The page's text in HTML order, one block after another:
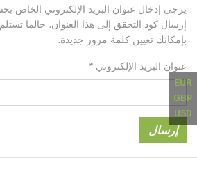
EUR
GBP
USD
يرجى إدخال عنوان البريد الإلكتروني الخاص
إرسال كود التحقق إلى هذا العنوان. حالما
بإمكانك تعيين كلمة مرور جديدة.
عنوان البريد الإلكتروني *
إرسال